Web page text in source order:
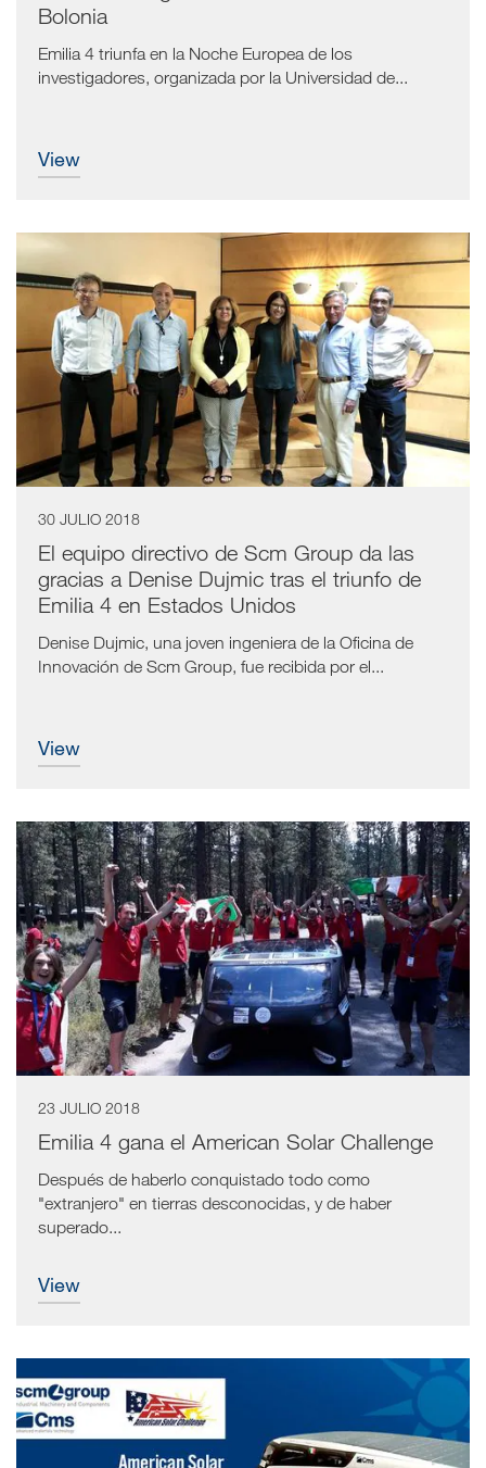
Bolonia
Emilia 4 triunfa en la Noche Europea de los
investigadores, organizada por la Universidad de...
view
30 JULIO 2018
El equipo directivo de Scm Group da las
gracias a Denise Dujmic tras el triunfo de
Emilia 4 en Estados Unidos
Denise Dujmic, una joven ingeniera de la Oficina de
Innovación de Scm Group, fue recibida por el...
view
23 JULIO 2018
Emilia 4 gana el American Solar Challenge
Después de haberlo conquistado todo como
"extranjero" en tierras desconocidas, y de haber
superado...
view